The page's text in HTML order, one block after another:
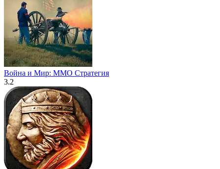
Война и Мир: MMO Стратегия
3.2